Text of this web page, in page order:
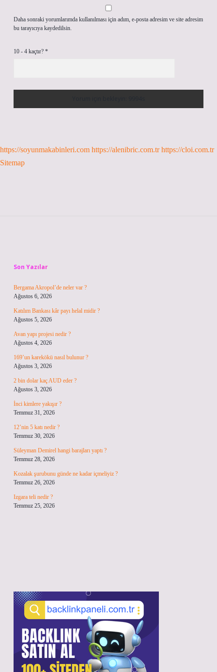
Daha sonraki yorumlarımda kullanılması için adım, e-posta adresim ve site adresim
bu tarayıcıya kaydedilsin.
10 - 4 kaçtır? *
https://soyunmakabinleri.com https://alenibric.com.tr https://cloi.com.tr
Sitemap
Son Yazılar
Bergama Akropol’de neler var ?
Ağustos 6, 2026
Katılım Bankası kâr payı helal midir ?
Ağustos 5, 2026
Avan yapı projesi nedir ?
Ağustos 4, 2026
169’un karekökü nasıl bulunur ?
Ağustos 3, 2026
2 bin dolar kaç AUD eder ?
Ağustos 3, 2026
İnci kimlere yakışır ?
Temmuz 31, 2026
12’nin 5 katı nedir ?
Temmuz 30, 2026
Süleyman Demirel hangi barajları yaptı ?
Temmuz 28, 2026
Kozalak şurubunu günde ne kadar içmeliyiz ?
Temmuz 26, 2026
Izgara teli nedir ?
Temmuz 25, 2026